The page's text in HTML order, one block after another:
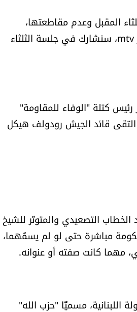
المقبل وعدم مقاطعتها،
كونهم لم يبلّغوا أحدًا بعكس ذلك. وفي السياق قال وزير الصحة ركان ناصر الدين عبر mtv، سنشارك في جلسة الثلثاء
كتلة "الوفاء للمقاومة"
التقى قائد الجيش رودولف هيكل
التصعيدي والمتوتّر للشيخ
مباشرة حتى لو لم يسمّهما،
مهما كانت صفته أو عنوانه.
مسميًّا "حزب الله"